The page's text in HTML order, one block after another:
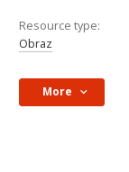
Resource type:
Obraz
More